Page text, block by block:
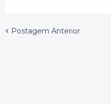
Postagem Anterior